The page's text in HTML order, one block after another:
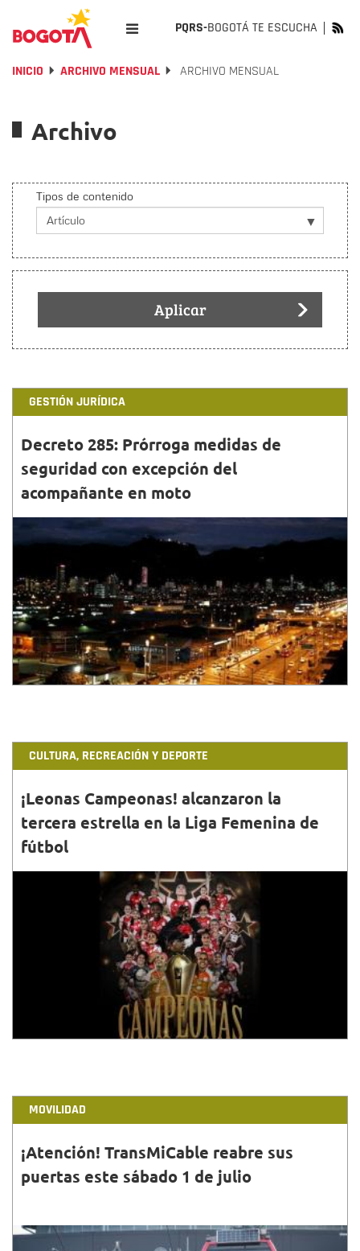
PQRS-BOGOTÁ TE ESCUCHA
INICIO ARCHIVO MENSUAL ARCHIVO MENSUAL
Archivo
Tipos de contenido
Aplicar
GESTIÓN JURÍDICA
Decreto 285: Prórroga medidas de
seguridad con excepción del
acompañante en moto
30•JUN•2023
La alcaldesa, Claudia López, sancionó el Decreto 285,
con prórroga a medidas para conservar la seguridad
y excepción a la restricción acompañante en moto.
CULTURA, RECREACIÓN Y DEPORTE
¡Leonas Campeonas! alcanzaron la
tercera estrella en la Liga Femenina de
fútbol
Las futbolistas bogotanas lograron vencer al
América en el partido de vuelta de la final en el
estadio Pascual Guerrero de Cali.
MOVILIDAD
¡Atención! TransMiCable reabre sus
puertas este sábado 1 de julio